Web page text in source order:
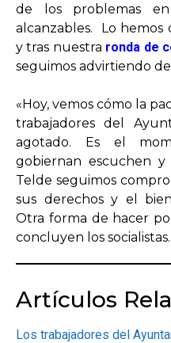
de los problemas
alcanzables. Lo hemos
y tras nuestra ronda de
seguimos advirtiendo
«Hoy, vemos cómo la
trabajadores del
agotado. Es el
gobiernan escuchen
Telde seguimos
sus derechos y el
Otra forma de hacer
concluyen los socialistas.
Artículos
Los trabajadores del